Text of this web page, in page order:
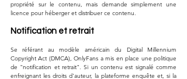
propriété sur le contenu, mais demande simplement une
licence pour héberger et distribuer ce contenu.
Notification et retrait
Se référant au modèle américain du Digital Millennium
Copyright Act (DMCA), OnlyFans a mis en place une politique
de "notification et retrait". Si un contenu est signalé comme
enfreignant les droits d'auteur, la plateforme enquête et, si la